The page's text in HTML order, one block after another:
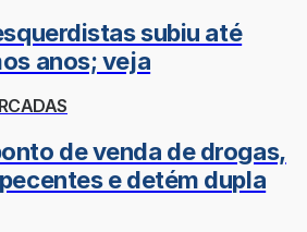
subiu até
anos; veja
de venda de drogas,
e detém dupla